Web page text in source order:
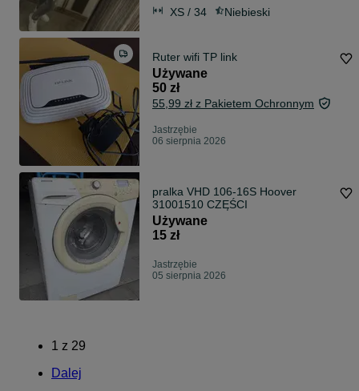
XS / 34 Niebieski
Ruter wifi TP link
Używane
50 zł
55,99 zł z Pakietem Ochronnym
Jastrzębie
06 sierpnia 2026
pralka VHD 106-16S Hoover
31001510 CZĘŚCI
Używane
15 zł
Jastrzębie
05 sierpnia 2026
1 z 29
Dalej